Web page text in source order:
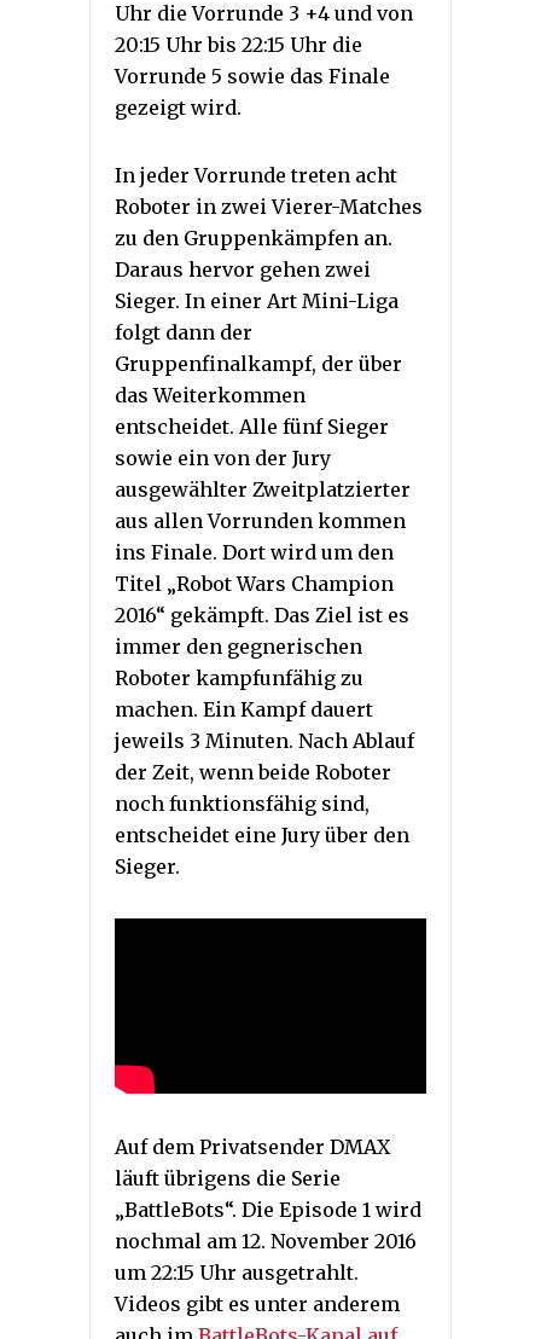
Uhr die Vorrunde 3 +4 und von
20:15 Uhr bis 22:15 Uhr die
Vorrunde 5 sowie das Finale
gezeigt wird.
In jeder Vorrunde treten acht
Roboter in zwei Vierer-Matches
zu den Gruppenkämpfen an.
Daraus hervor gehen zwei
Sieger. In einer Art Mini-Liga
folgt dann der
Gruppenfinalkampf, der über
das Weiterkommen
entscheidet. Alle fünf Sieger
sowie ein von der Jury
ausgewählter Zweitplatzierter
aus allen Vorrunden kommen
ins Finale. Dort wird um den
Titel „Robot Wars Champion
2016“ gekämpft. Das Ziel ist es
immer den gegnerischen
Roboter kampfunfähig zu
machen. Ein Kampf dauert
jeweils 3 Minuten. Nach Ablauf
der Zeit, wenn beide Roboter
noch funktionsfähig sind,
entscheidet eine Jury über den
Sieger.
Auf dem Privatsender DMAX
läuft übrigens die Serie
„BattleBots“. Die Episode 1 wird
nochmal am 12. November 2016
um 22:15 Uhr ausgetrahlt.
Videos gibt es unter anderem